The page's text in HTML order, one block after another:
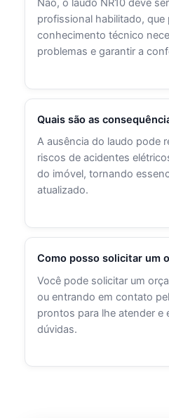
Não, o laudo NR10 deve
profissional habilitado, que
conhecimento técnico
problemas e garantir a
Quais são as
A ausência do laudo pode
riscos de acidentes
do imóvel, tornando
atualizado.
Como posso solicitar um
Você pode solicitar um
ou entrando em contato
prontos para lhe atender e
dúvidas.